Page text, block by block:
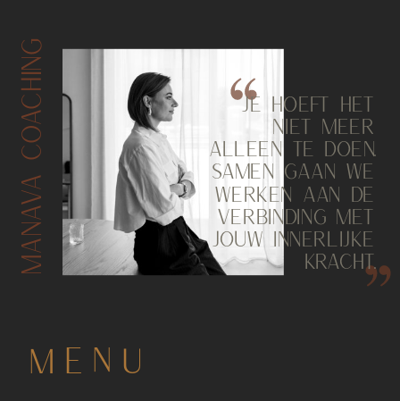
MENU
MANAVA COACHING
JE HOEFT HET
NIET MEER
ALLEEN TE DOEN.
SAMEN GAAN WE
WERKEN AAN DE
VERBINDING MET
JOUW INNERLIJKE
KRACHT.